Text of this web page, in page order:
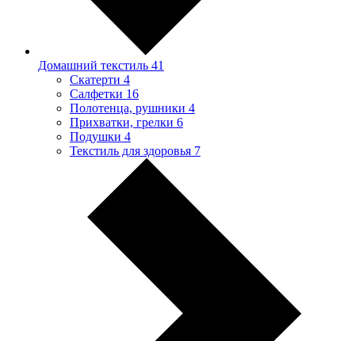
Домашний текстиль 41
Скатерти 4
Салфетки 16
Полотенца, рушники 4
Прихватки, грелки 6
Подушки 4
Текстиль для здоровья 7